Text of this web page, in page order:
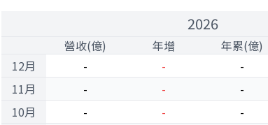
12月
11月
10月
2026
營收(億) 年增 年累(億)
-
- -
-
- -
-
- -